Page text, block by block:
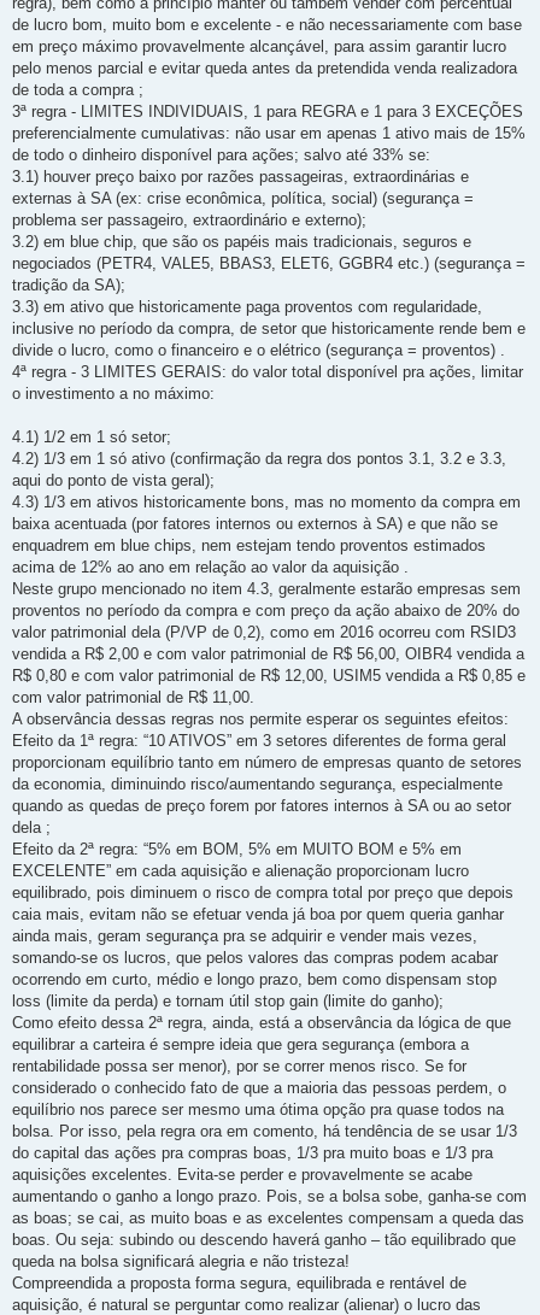
de lucro bom, muito bom e excelente - e não necessariamente com base
em preço máximo provavelmente alcançável, para assim garantir lucro
pelo menos parcial e evitar queda antes da pretendida venda realizadora
de toda a compra ;
3ª regra - LIMITES INDIVIDUAIS, 1 para REGRA e 1 para 3 EXCEÇÕES
preferencialmente cumulativas: não usar em apenas 1 ativo mais de 15%
de todo o dinheiro disponível para ações; salvo até 33% se:
3.1) houver preço baixo por razões passageiras, extraordinárias e
externas à SA (ex: crise econômica, política, social) (segurança =
problema ser passageiro, extraordinário e externo);
3.2) em blue chip, que são os papéis mais tradicionais, seguros e
negociados (PETR4, VALE5, BBAS3, ELET6, GGBR4 etc.) (segurança =
tradição da SA);
3.3) em ativo que historicamente paga proventos com regularidade,
inclusive no período da compra, de setor que historicamente rende bem e
divide o lucro, como o financeiro e o elétrico (segurança = proventos) .
4ª regra - 3 LIMITES GERAIS: do valor total disponível pra ações, limitar
o investimento a no máximo:
4.1) 1/2 em 1 só setor;
4.2) 1/3 em 1 só ativo (confirmação da regra dos pontos 3.1, 3.2 e 3.3,
aqui do ponto de vista geral);
4.3) 1/3 em ativos historicamente bons, mas no momento da compra em
baixa acentuada (por fatores internos ou externos à SA) e que não se
enquadrem em blue chips, nem estejam tendo proventos estimados
acima de 12% ao ano em relação ao valor da aquisição .
Neste grupo mencionado no item 4.3, geralmente estarão empresas sem
proventos no período da compra e com preço da ação abaixo de 20% do
valor patrimonial dela (P/VP de 0,2), como em 2016 ocorreu com RSID3
vendida a R$ 2,00 e com valor patrimonial de R$ 56,00, OIBR4 vendida a
R$ 0,80 e com valor patrimonial de R$ 12,00, USIM5 vendida a R$ 0,85 e
com valor patrimonial de R$ 11,00.
A observância dessas regras nos permite esperar os seguintes efeitos:
Efeito da 1ª regra: “10 ATIVOS” em 3 setores diferentes de forma geral
proporcionam equilíbrio tanto em número de empresas quanto de setores
da economia, diminuindo risco/aumentando segurança, especialmente
quando as quedas de preço forem por fatores internos à SA ou ao setor
dela ;
Efeito da 2ª regra: “5% em BOM, 5% em MUITO BOM e 5% em
EXCELENTE” em cada aquisição e alienação proporcionam lucro
equilibrado, pois diminuem o risco de compra total por preço que depois
caia mais, evitam não se efetuar venda já boa por quem queria ganhar
ainda mais, geram segurança pra se adquirir e vender mais vezes,
somando-se os lucros, que pelos valores das compras podem acabar
ocorrendo em curto, médio e longo prazo, bem como dispensam stop
loss (limite da perda) e tornam útil stop gain (limite do ganho);
Como efeito dessa 2ª regra, ainda, está a observância da lógica de que
equilibrar a carteira é sempre ideia que gera segurança (embora a
rentabilidade possa ser menor), por se correr menos risco. Se for
considerado o conhecido fato de que a maioria das pessoas perdem, o
equilíbrio nos parece ser mesmo uma ótima opção pra quase todos na
bolsa. Por isso, pela regra ora em comento, há tendência de se usar 1/3
do capital das ações pra compras boas, 1/3 pra muito boas e 1/3 pra
aquisições excelentes. Evita-se perder e provavelmente se acabe
aumentando o ganho a longo prazo. Pois, se a bolsa sobe, ganha-se com
as boas; se cai, as muito boas e as excelentes compensam a queda das
boas. Ou seja: subindo ou descendo haverá ganho – tão equilibrado que
queda na bolsa significará alegria e não tristeza!
Compreendida a proposta forma segura, equilibrada e rentável de
aquisição, é natural se perguntar como realizar (alienar) o lucro das